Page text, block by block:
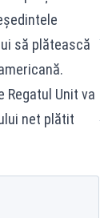
să plătească
Regatul Unit va
net plătit